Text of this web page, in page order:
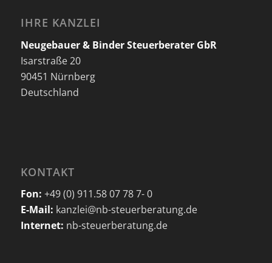
IHRE KANZLEI
Neugebauer & Binder Steuerberater GbR
Isarstraße 20
90451 Nürnberg
Deutschland
KONTAKT
Fon: +49 (0) 911.58 07 78 7- 0
E-Mail: kanzlei@nb-steuerberatung.de
Internet: nb-steuerberatung.de